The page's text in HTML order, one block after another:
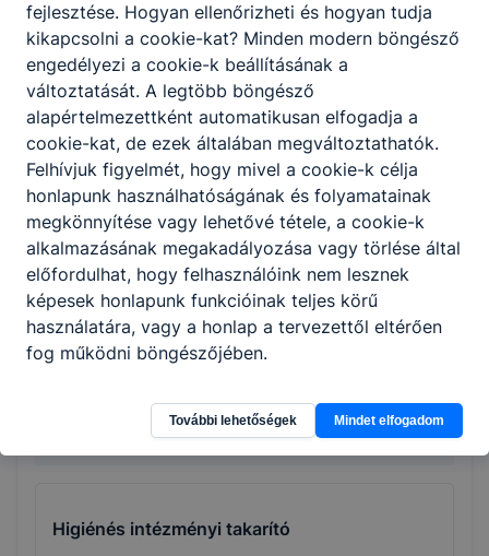
Több tudományterületet átfogó programok a
mezőgazdaság és az állatorvosi tudományok
főirány túlsúlyával
Családellátó
Több tudományterületet átfogó programok a
mezőgazdaság és az állatorvosi tudományok főirány
túlsúlyával
Tovább
Személyi szolgáltatások
Higiénés intézményi takarító
fejlesztése. Hogyan ellenőrizheti és hogyan tudja
kikapcsolni a cookie-kat? Minden modern böngésző
engedélyezi a cookie-k beállításának a
változtatását. A legtöbb böngésző
alapértelmezettként automatikusan elfogadja a
cookie-kat, de ezek általában megváltoztathatók.
Felhívjuk figyelmét, hogy mivel a cookie-k célja
honlapunk használhatóságának és folyamatainak
megkönnyítése vagy lehetővé tétele, a cookie-k
alkalmazásának megakadályozása vagy törlése által
előfordulhat, hogy felhasználóink nem lesznek
képesek honlapunk funkcióinak teljes körű
használatára, vagy a honlap a tervezettől eltérően
fog működni böngészőjében.
További lehetőségek Mindet elfogadom